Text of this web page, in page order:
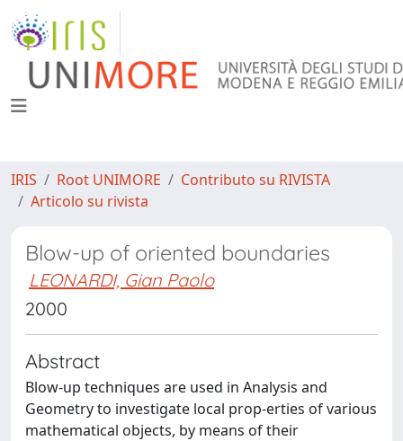
IRIS Root UNIMORE
Contributo su RIVISTA
Articolo su rivista
Blow-up of oriented boundaries
LEONARDI, Gian Paolo
2000
Abstract
Blow-up techniques are used in Analysis and
Geometry to investigate local prop-erties of various
mathematical objects, by means of their